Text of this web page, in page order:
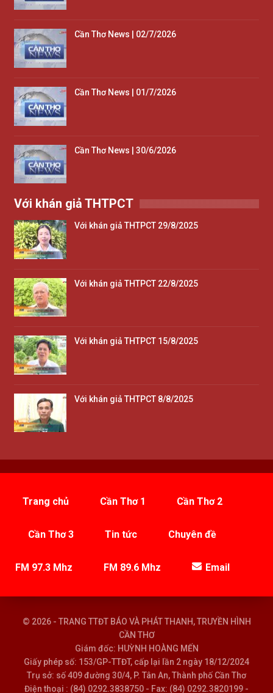
Cần Thơ News | 02/7/2026
Cần Thơ News | 01/7/2026
Cần Thơ News | 30/6/2026
Với khán giả THTPCT
Với khán giả THTPCT 29/8/2025
Với khán giả THTPCT 22/8/2025
Với khán giả THTPCT 15/8/2025
Với khán giả THTPCT 8/8/2025
Trang chủ Cần Thơ 1 Cần Thơ 2
Cần Thơ 3 Tin tức Chuyên đề
FM 97.3 Mhz FM 89.6 Mhz Email
© 2026 - TRANG TTĐT BÁO VÀ PHÁT THANH, TRUYỀN HÌNH
CẦN THƠ
Giám đốc: HUỲNH HOÀNG MẾN
Giấy phép số: 153/GP-TTĐT, cấp lại lần 2 ngày 18/12/2024
Trụ sở: số 409 đường 30/4, P. Tân An, Thành phố Cần Thơ
Điện thoại : (84) 0292.3838750 - Fax: (84) 0292.3820199 -